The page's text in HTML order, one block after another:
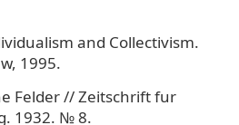
and Collectivism.
1995.
Felder // Zeitschrift fur
1932. № 8.